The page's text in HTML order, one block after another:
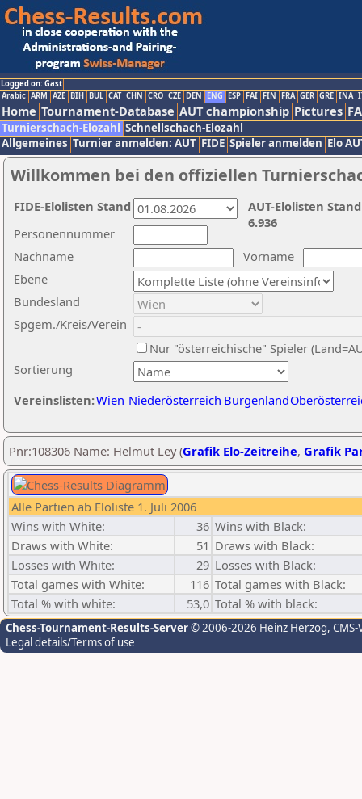
Logged on: Gast
Arabic ARM AZE BIH BUL CAT CHN CRO CZE DEN ENG ESP FAI FIN FRA GER GRE INA
Home Tournament-Database AUT championship Pictures
Turnierschach-Elozahl Schnellschach-Elozahl
Allgemeines Turnier anmelden: AUT FIDE Spieler anmelden Elo
Willkommen bei den offiziellen
Nachname
Vorname
Ebene
Sortierung
Personennummer
Bundesland
Spgem./Kreis/Verein
Nur "österreichische" Spieler
Vereinslisten:Wien Niederösterreich Burgenland
AUT-Elolisten
6.936
FIDE-Elolisten Stand
Pnr:108306 Name: Helmut Ley (Grafik Elo-Zeitreihe, Grafik
Alle Partien ab Eloliste 1. Juli 2006
Wins with White:
36 Wins with Black:
Draws with White:
51 Draws with Black:
Losses with White:
29 Losses with Black:
Total games with White:
116 Total games with Black:
Total % with white:
53,0 Total % with black:
Chess-Tournament-Results-Server© 2006-2026 Heinz Herzog,
Legal details/Terms of use